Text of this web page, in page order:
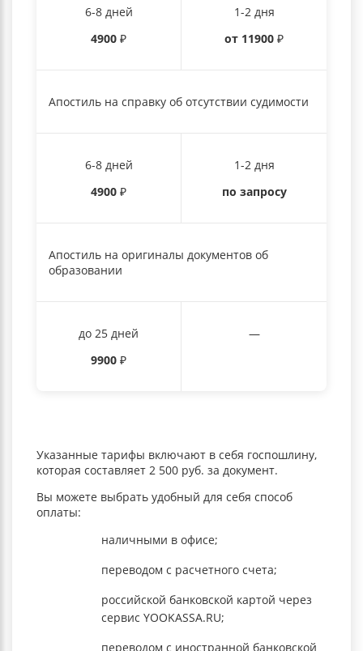
6-8 дней
4900 ₽
1-2 дня
от 11900 ₽
Апостиль на справку об отсутствии судимости
6-8 дней
4900 ₽
1-2 дня
по запросу
Апостиль на оригиналы документов об
образовании
до 25 дней
9900 ₽
—
Указанные тарифы включают в себя госпошлину,
которая составляет 2 500 руб. за документ.
Вы можете выбрать удобный для себя способ
оплаты:
наличными в офисе;
переводом с расчетного счета;
российской банковской картой через
сервис YOOKASSA.RU;
переводом с иностранной банковской